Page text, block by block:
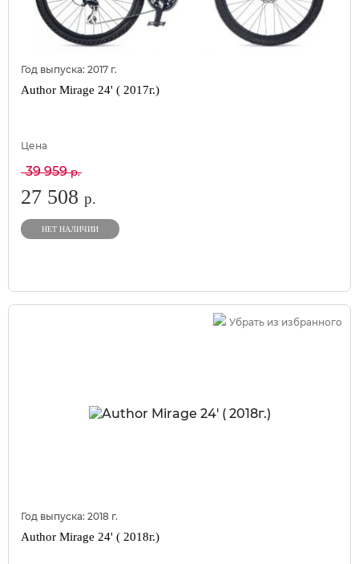
Год выпуска: 2017 г.
Author Mirage 24' ( 2017г.)
Цена
39 959р.
27 508 р.
НЕТ НАЛИЧИИ
Убрать из избранного
Год выпуска: 2018 г.
Author Mirage 24' ( 2018г.)